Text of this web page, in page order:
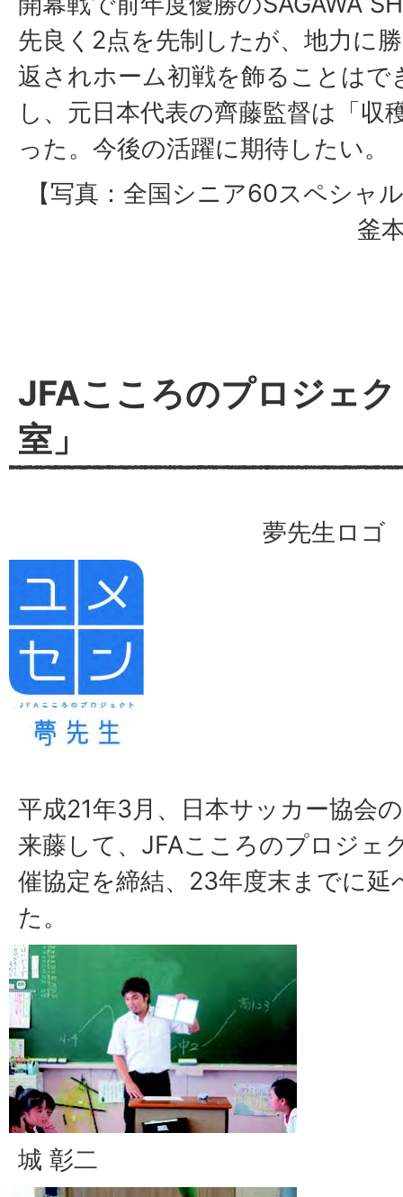
先良く2点を先制したが、地力に
返されホーム初戦を飾ることはで
し、元日本代表の齊藤監督は「収
った。今後の活躍に期待したい。
【写真：全国シニア60スペシャ
釜
JFAこころのプロジェ
室」
夢先生ロゴ
平成21年3月、日本サッカー協会
来藤して、JFAこころのプロジェ
催協定を締結、23年度末までに
た。
城 彰二